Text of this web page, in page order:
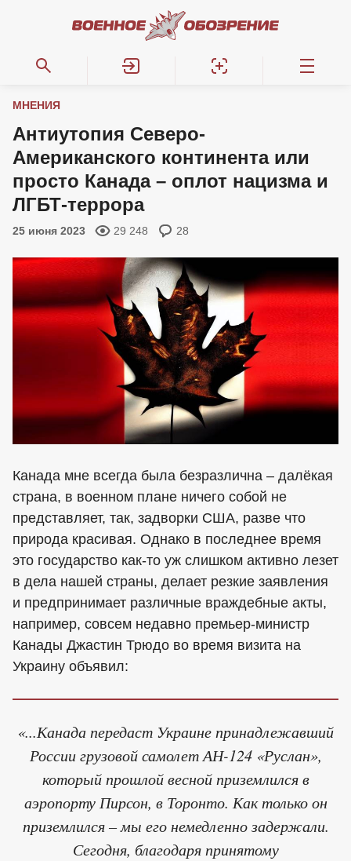
МНЕНИЯ
Антиутопия Северо-
Американского континента или
просто Канада – оплот нацизма и
ЛГБТ-террора
25 июня 2023 29 248 28
Канада мне всегда была безразлична – далёкая
страна, в военном плане ничего собой не
представляет, так, задворки США, разве что
природа красивая. Однако в последнее время
это государство как-то уж слишком активно лезет
в дела нашей страны, делает резкие заявления
и предпринимает различные враждебные акты,
например, совсем недавно премьер-министр
Канады Джастин Трюдо во время визита на
Украину объявил:
«...Канада передаст Украине принадлежавший
России грузовой самолет АН-124 «Руслан»,
который прошлой весной приземлился в
аэропорту Пирсон, в Торонто. Как только он
приземлился – мы его немедленно задержали.
Сегодня, благодаря принятому